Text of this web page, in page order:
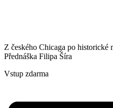
Z českého Chicaga po historické
Přednáška Filipa Šíra
Vstup zdarma